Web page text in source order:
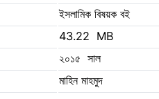
ইসলামিক বিষয়ক বই
43.22 MB
২০১৫ সাল
মাহিন মাহমুদ